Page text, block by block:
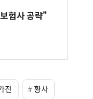
험사 공략”
전 황사